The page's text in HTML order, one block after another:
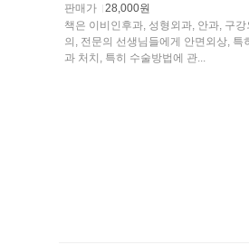
판매가
28,000원
책은 이비인후과, 성형외과, 안과, 구
의, 전문의 선생님들에게 안면외상, 특히 안면골의 골절에 대한 기초를 제공하고 이를 웅~용한
과 처치, 특히 수술방법에 관...